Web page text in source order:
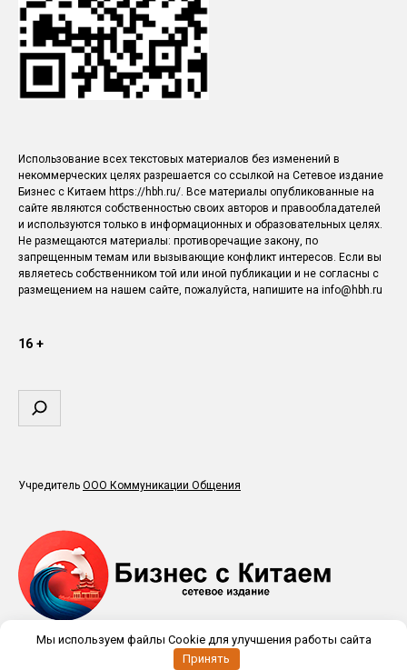
Использование всех текстовых материалов без изменений в
некоммерческих целях разрешается со ссылкой на Сетевое издание
Бизнес с Китаем https://hbh.ru/. Все материалы опубликованные на
сайте являются собственностью своих авторов и правообладателей
и используются только в информационных и образовательных целях.
Не размещаются материалы: противоречащие закону, по
запрещенным темам или вызывающие конфликт интересов. Если вы
являетесь собственником той или иной публикации и не согласны с
размещением на нашем сайте, пожалуйста, напишите на info@hbh.ru
16 +
Поиск
Учредитель ООО Коммуникации Общения
Мы используем файлы Cookie для улучшения работы сайта
Принять